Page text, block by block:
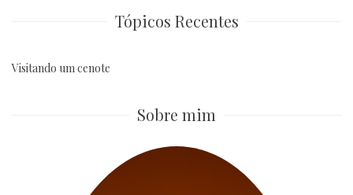
Tópicos Recentes
Visitando um cenote
Sobre mim